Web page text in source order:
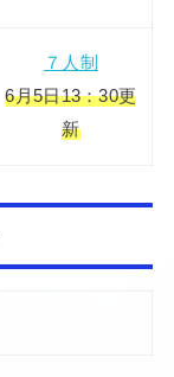
７人制
6月5日13：30更
新